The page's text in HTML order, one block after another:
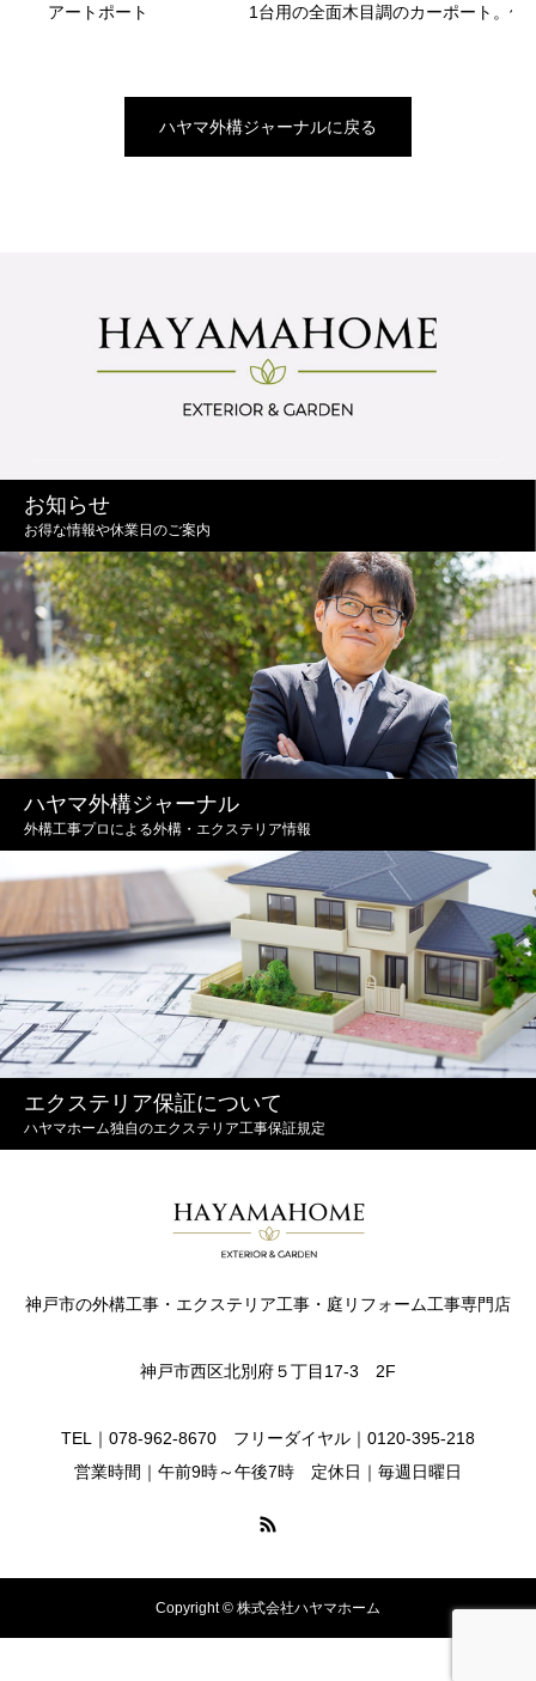
アートポート 1台用の全面木目調のカーポート。他
ハヤマ外構ジャーナルに戻る
お知らせ
お得な情報や休業日のご案内
ハヤマ外構ジャーナル
外構工事プロによる外構・エクステリア情報
エクステリア保証について
ハヤマホーム独自のエクステリア工事保証規定
神戸市の外構工事・エクステリア工事・庭リフォーム工事専門店
神戸市西区北別府５丁目17-3 2F
TEL｜078-962-8670 フリーダイヤル｜0120-395-218
営業時間｜午前9時～午後7時 定休日｜毎週日曜日
Copyright © 株式会社ハヤマホーム